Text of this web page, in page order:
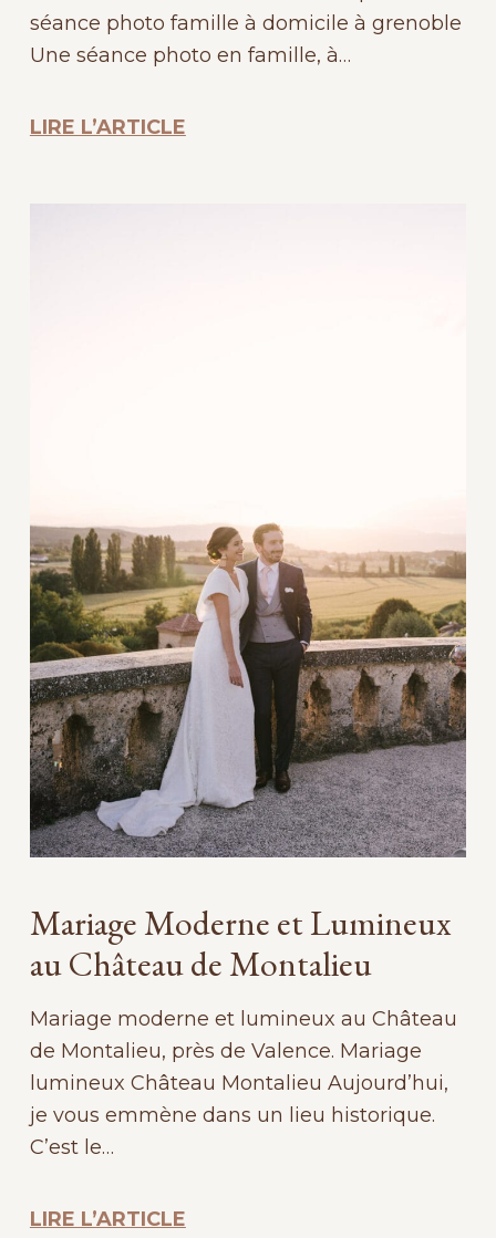
séance photo famille à domicile à grenoble
Une séance photo en famille, à…
LIRE L’ARTICLE
Mariage Moderne et Lumineux
au Château de Montalieu
Mariage moderne et lumineux au Château
de Montalieu, près de Valence. Mariage
lumineux Château Montalieu Aujourd’hui,
je vous emmène dans un lieu historique.
C’est le…
LIRE L’ARTICLE